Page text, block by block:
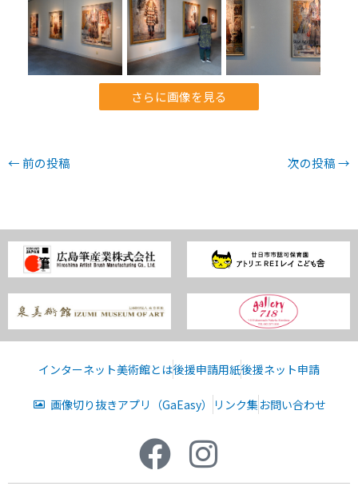
さらに画像を見る
← 前の投稿 次の投稿→
インターネット美術館とは後援申請用紙後援ネット申請
画像切り抜きアプリ（GaEasy） リンク集 お問い合わせ